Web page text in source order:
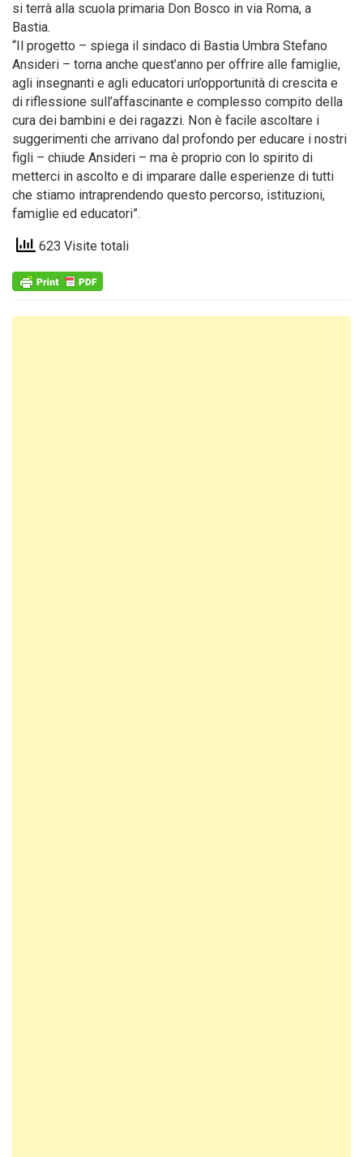
si terrà alla scuola primaria Don Bosco in via Roma, a
Bastia.
“Il progetto – spiega il sindaco di Bastia Umbra Stefano
Ansideri – torna anche quest’anno per offrire alle famiglie,
agli insegnanti e agli educatori un’opportunità di crescita e
di riflessione sull’affascinante e complesso compito della
cura dei bambini e dei ragazzi. Non è facile ascoltare i
suggerimenti che arrivano dal profondo per educare i nostri
figli – chiude Ansideri – ma è proprio con lo spirito di
metterci in ascolto e di imparare dalle esperienze di tutti
che stiamo intraprendendo questo percorso, istituzioni,
famiglie ed educatori”.
623 Visite totali